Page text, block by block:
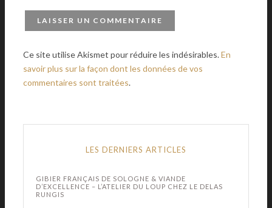
Ce site utilise Akismet pour réduire les indésirables.En
savoir plus sur la façon dont les données de vos
commentaires sont traitées.
LES DERNIERS ARTICLES
GIBIER FRANÇAIS DE SOLOGNE & VIANDE
D’EXCELLENCE – L’ATELIER DU LOUP CHEZ LE DELAS
RUNGIS